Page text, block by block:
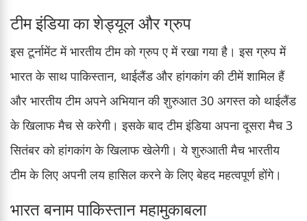
टीम इंडिया का शेड्यूल और ग्रुप
इस टूर्नामेंट में भारतीय टीम को ग्रुप ए में रखा गया है। इस ग्रुप में
भारत के साथ पाकिस्तान, थाईलैंड और हांगकांग की टीमें शामिल हैं
और भारतीय टीम अपने अभियान की शुरुआत 30 अगस्त को थाईलैंड
के खिलाफ मैच से करेगी। इसके बाद टीम इंडिया अपना दूसरा मैच 3
सितंबर को हांगकांग के खिलाफ खेलेगी। ये शुरुआती मैच भारतीय
टीम के लिए अपनी लय हासिल करने के लिए बेहद महत्वपूर्ण होंगे।
भारत बनाम पाकिस्तान महामुकाबला